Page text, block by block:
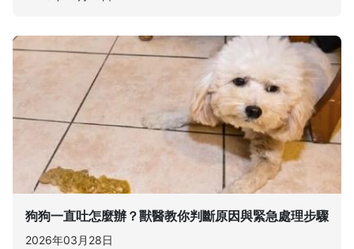
狗狗一直吐怎麼辦？獸醫教你判斷原因與緊急處理步驟
2026年03月28日